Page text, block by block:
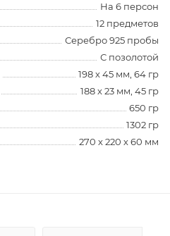
На 6 персон
12 предметов
Серебро 925 пробы
С позолотой
198 х 45 мм, 64 гр
188 х 23 мм, 45 гр
650 гр
1302 гр
270 х 220 х 60 мм